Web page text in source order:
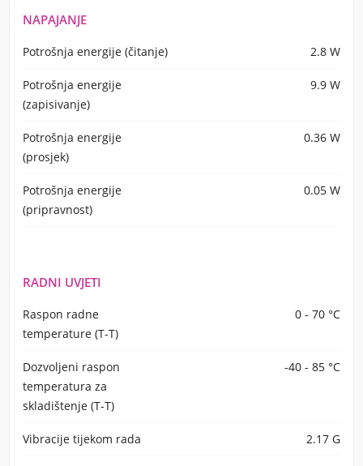
NAPAJANJE
Potrošnja energije (čitanje) 2.8 W
Potrošnja energije
(zapisivanje)
9.9 W
Potrošnja energije
(prosjek)
0.36 W
Potrošnja energije
(pripravnost)
0.05 W
RADNI UVJETI
Raspon radne
temperature (T-T)
0 - 70 °C
Dozvoljeni raspon
temperatura za
skladištenje (T-T)
-40 - 85 °C
Vibracije tijekom rada 2.17 G